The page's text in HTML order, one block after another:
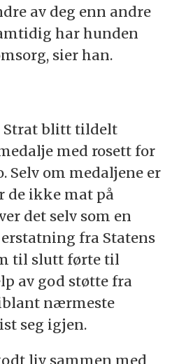
av deg enn andre
har hunden
sier han.
Strat blitt tildelt
med rosett for
Selv om medaljene er
de ikke mat på
det selv som en
fra Statens
til slutt førte til
av god støtte fra
nærmeste
seg igjen.
liv sammen med